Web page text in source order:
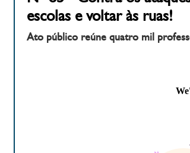
escolas e voltar às ruas!
Ato público reúne quatro mil